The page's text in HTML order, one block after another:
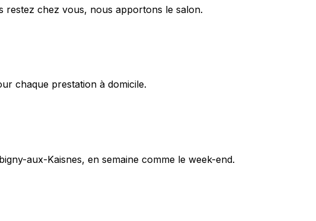
restez chez vous, nous apportons le salon.
chaque prestation à domicile.
aux-Kaisnes, en semaine comme le week-end.